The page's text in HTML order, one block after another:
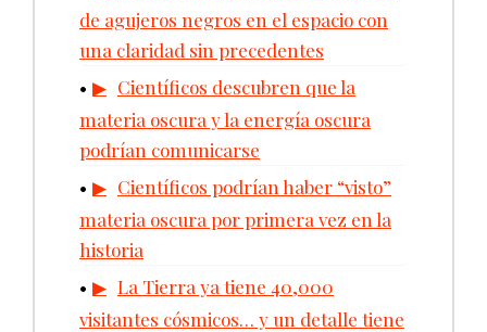
de agujeros negros en el espacio con
una claridad sin precedentes
Científicos descubren que la
materia oscura y la energía oscura
podrían comunicarse
Científicos podrían haber “visto”
materia oscura por primera vez en la
historia
La Tierra ya tiene 40,000
visitantes cósmicos… y un detalle tiene